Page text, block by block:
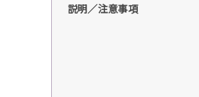
説明／注意事項